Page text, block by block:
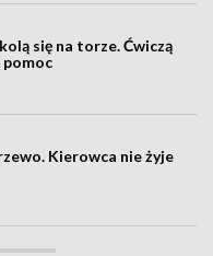
się na torze. Ćwiczą
pomoc
Kierowca nie żyje